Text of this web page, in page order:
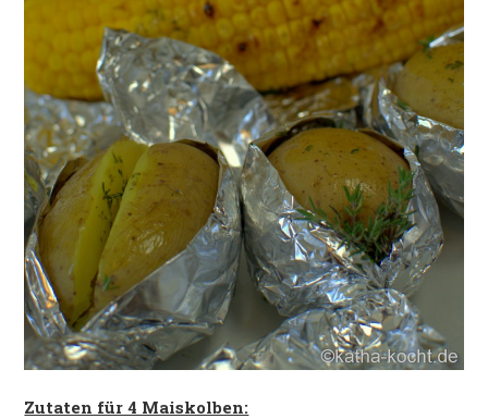
Zutaten für 4 Maiskolben: